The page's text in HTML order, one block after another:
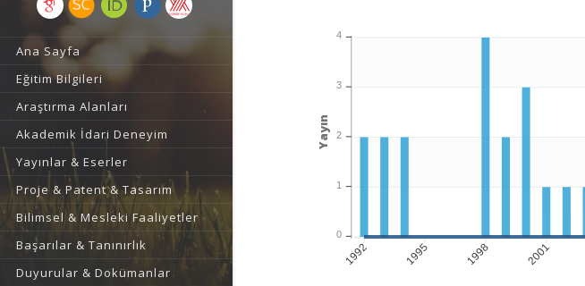
Ana Sayfa
Eğitim Bilgileri
Araştırma Alanları
Akademik İdari Deneyim
Yayınlar & Eserler
Proje & Patent & Tasarım
Bilimsel & Mesleki Faaliyetler
Başarılar & Tanınırlık
Duyurular & Dokümanlar
1992 1995 1998 2001
4
3
2
1
0
Yayın